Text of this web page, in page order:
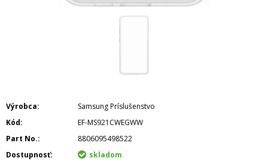
Výrobca
Samsung Príslušenstvo
Kód
EF-MS921CWEGWW
Part No.
8806095498522
Dostupnosť
skladom